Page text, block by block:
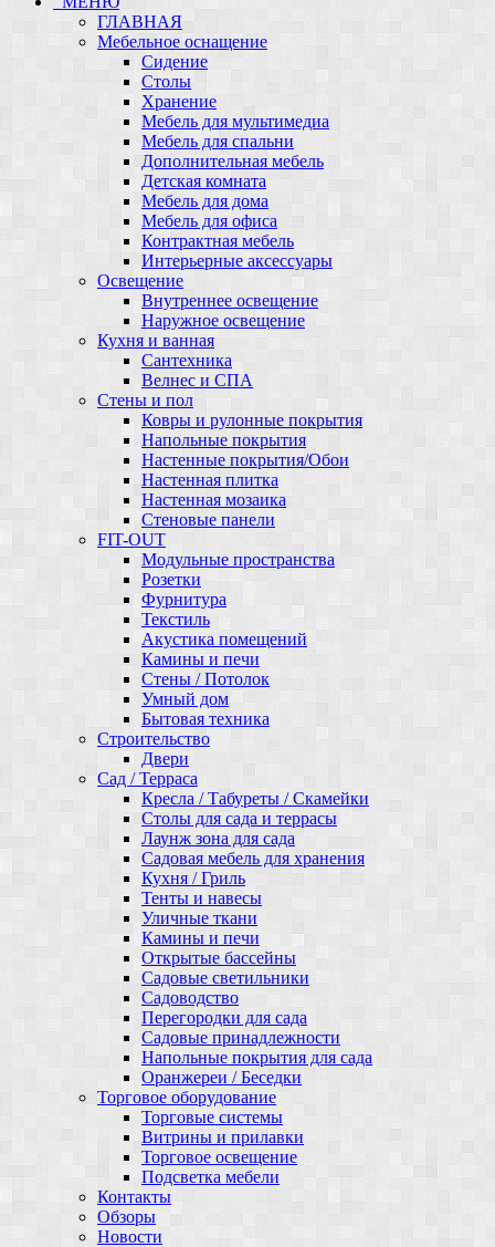
ГЛАВНАЯ
Мебельное оснащение
Сидение
Столы
Хранение
Мебель для мультимедиа
Мебель для спальни
Дополнительная мебель
Детская комната
Мебель для дома
Мебель для офиса
Контрактная мебель
Интерьерные аксессуары
Освещение
Внутреннее освещение
Наружное освещение
Кухня и ванная
Сантехника
Велнес и СПА
Стены и пол
Ковры и рулонные покрытия
Напольные покрытия
Настенные покрытия/Обои
Настенная плитка
Настенная мозаика
Стеновые панели
FIT-OUT
Модульные пространства
Розетки
Фурнитура
Текстиль
Акустика помещений
Камины и печи
Стены / Потолок
Умный дом
Бытовая техника
Строительство
Двери
Сад / Терраса
Кресла / Табуреты / Скамейки
Столы для сада и террасы
Лаунж зона для сада
Садовая мебель для хранения
Кухня / Гриль
Тенты и навесы
Уличные ткани
Камины и печи
Открытые бассейны
Садовые светильники
Садоводство
Перегородки для сада
Садовые принадлежности
Напольные покрытия для сада
Оранжереи / Беседки
Торговое оборудование
Торговые системы
Витрины и прилавки
Торговое освещение
Подсветка мебели
Контакты
Обзоры
Новости